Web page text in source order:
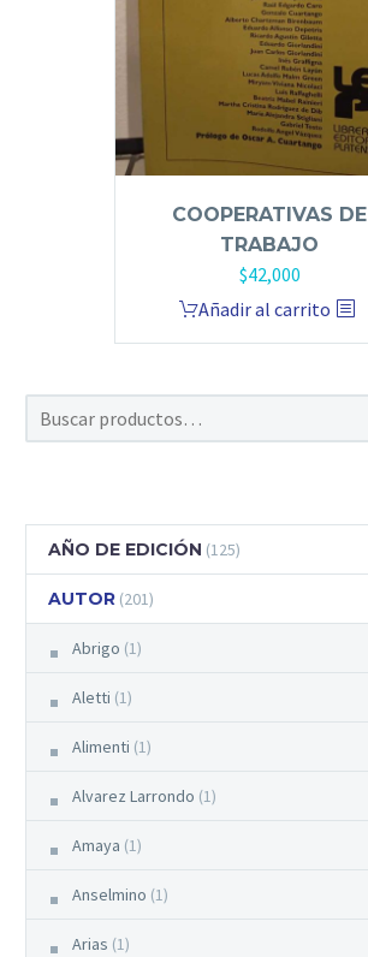
COOPERATIVAS DE
TRABAJO
$42,000
Añadir al carrito
AÑO DE EDICIÓN (125)
AUTOR (201)
Abrigo (1)
Aletti (1)
Alimenti (1)
Alvarez Larrondo (1)
Amaya (1)
Anselmino (1)
Arias (1)